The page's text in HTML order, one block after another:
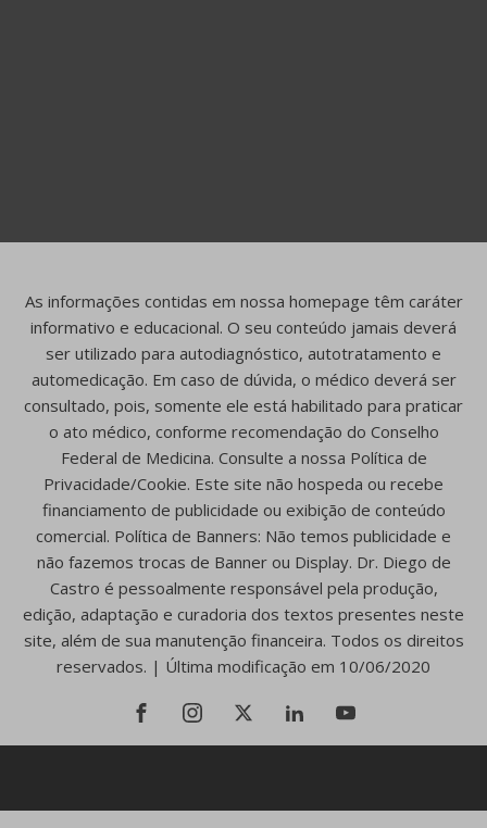
As informações contidas em nossa homepage têm caráter
informativo e educacional. O seu conteúdo jamais deverá
ser utilizado para autodiagnóstico, autotratamento e
automedicação. Em caso de dúvida, o médico deverá ser
consultado, pois, somente ele está habilitado para praticar
o ato médico, conforme recomendação do Conselho
Federal de Medicina. Consulte a nossa Política de
Privacidade/Cookie. Este site não hospeda ou recebe
financiamento de publicidade ou exibição de conteúdo
comercial. Política de Banners: Não temos publicidade e
não fazemos trocas de Banner ou Display. Dr. Diego de
Castro é pessoalmente responsável pela produção,
edição, adaptação e curadoria dos textos presentes neste
site, além de sua manutenção financeira. Todos os direitos
reservados. | Última modificação em 10/06/2020